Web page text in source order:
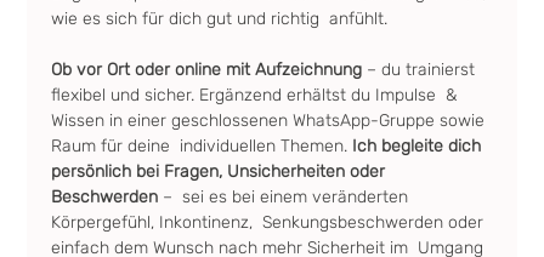
wie es sich für dich gut und richtig  anfühlt.
Ob vor Ort oder online mit Aufzeichnung – du trainierst
flexibel und sicher. Ergänzend erhältst du Impulse  &
Wissen in einer geschlossenen WhatsApp-Gruppe sowie
Raum für deine  individuellen Themen. Ich begleite dich
persönlich bei Fragen, Unsicherheiten oder
Beschwerden –  sei es bei einem veränderten
Körpergefühl, Inkontinenz,  Senkungsbeschwerden oder
einfach dem Wunsch nach mehr Sicherheit im  Umgang